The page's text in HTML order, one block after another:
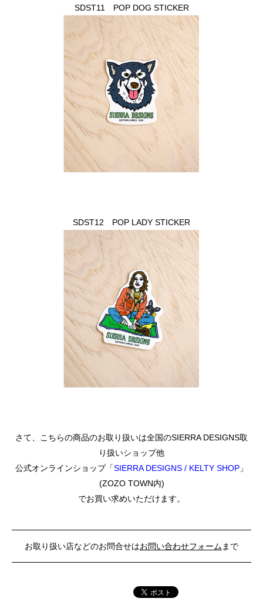
SDST11 POP DOG STICKER
SDST12 POP LADY STICKER
さて、こちらの商品のお取り扱いは全国のSIERRA DESIGNS取
り扱いショップ他
公式オンラインショップ「SIERRA DESIGNS / KELTY SHOP 」
(ZOZO TOWN内)
でお買い求めいただけます。
お取り扱い店などのお問合せはお問い合わせフォーム まで